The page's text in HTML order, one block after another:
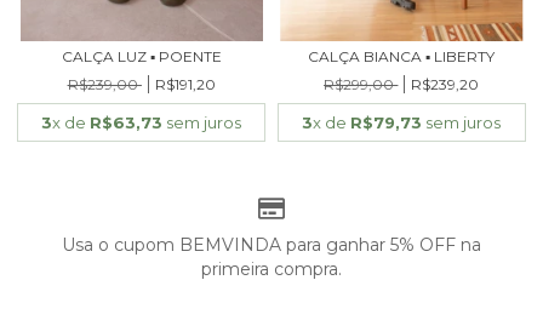
CALÇA LUZ ▪ POENTE
R$239,00
R$191,20
3x de R$63,73 sem juros
CALÇA BIANCA ▪ LIBERTY
R$299,00
R$239,20
3x de R$79,73 sem juros
Usa o cupom BEMVINDA para ganhar 5% OFF na
primeira compra.